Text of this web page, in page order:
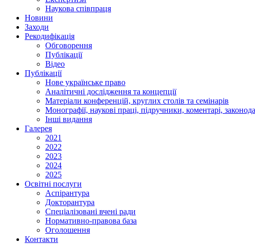
Наукова співпраця
Новини
Заходи
Рекодифікація
Обговорення
Публікації
Відео
Публікації
Нове українське право
Аналітичні дослідження та концепції
Матеріали конференцій, круглих столів та семінарів
Монографії, наукові праці, підручники, коментарі,
Інші видання
Галерея
2021
2022
2023
2024
2025
Освітні послуги
Аспірантура
Докторантура
Спеціалізовані вчені ради
Нормативно-правова база
Оголошення
Контакти